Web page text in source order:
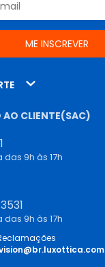
CLIENTE(SAC)
9h às 17h
9h às 17h